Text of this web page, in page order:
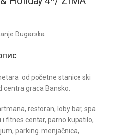
Bugarska
od početne stanice ski
centra grada Bansko.
restoran, loby bar, spa
fitnes centar, parno kupatilo,
parking, menjačnica,